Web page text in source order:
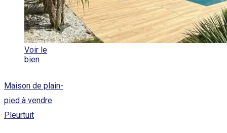
Voir le
bien
Maison de plain-
pied à vendre
Pleurtuit